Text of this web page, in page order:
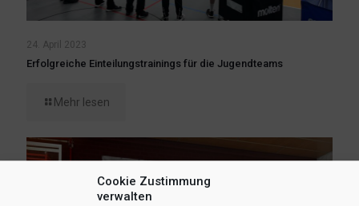
Cookie Zustimmung
verwalten
24. April 2023
Erfolgreiche Einteilungstrainings für die Jugendteams
Mehr lesen